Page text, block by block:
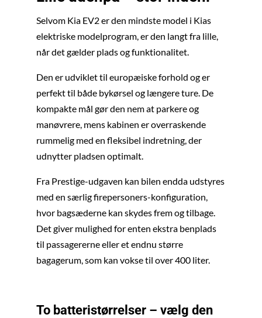
Selvom Kia EV2 er den mindste model i Kias
elektriske modelprogram, er den langt fra lille,
når det gælder plads og funktionalitet.
Den er udviklet til europæiske forhold og er
perfekt til både bykørsel og længere ture. De
kompakte mål gør den nem at parkere og
manøvrere, mens kabinen er overraskende
rummelig med en fleksibel indretning, der
udnytter pladsen optimalt.
Fra Prestige-udgaven kan bilen endda udstyres
med en særlig firepersoners-konfiguration,
hvor bagsæderne kan skydes frem og tilbage.
Det giver mulighed for enten ekstra benplads
til passagererne eller et endnu større
bagagerum, som kan vokse til over 400 liter.
To batteristørrelser – vælg den